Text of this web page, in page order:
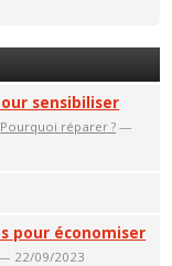
sensibiliser
Pourquoi réparer ? —
pour économiser
22/09/2023